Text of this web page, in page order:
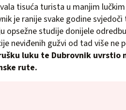
tisuća turista u manjim
je ranije svake godine
opsežne studije donijele
neviđenih gužvi od tad više ne
luku te Dubrovnik uvrstio
rute.